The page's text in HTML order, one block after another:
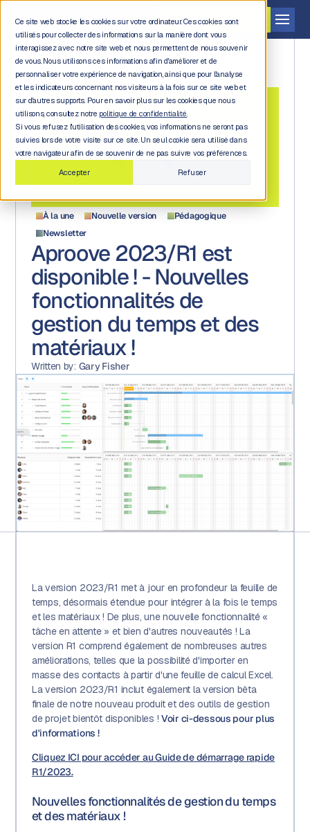
Ce site web stocke les cookies sur votre ordinateur. Ces cookies sont
utilisés pour collecter des informations sur la manière dont vous
interagissez avec notre site web et nous permettent de nous souvenir
de vous. Nous utilisons ces informations afin d'améliorer et de
personnaliser votre expérience de navigation, ainsi que pour l'analyse
et les indicateurs concernant nos visiteurs à la fois sur ce site web et
sur d'autres supports. Pour en savoir plus sur les cookies que nous
utilisons, consultez notre politique de confidentialité.
Si vous refusez l'utilisation des cookies, vos informations ne seront pas
suivies lors de votre visite sur ce site. Un seul cookie sera utilisé dans
votre navigateur afin de se souvenir de ne pas suivre vos préférences.
Accepter
Refuser
Demander une démo
Back to
blog
À la une Nouvelle version
Pédagogique
Newsletter
Aproove 2023/R1 est
disponible ! - Nouvelles
fonctionnalités de
gestion du temps et des
matériaux !
Written by: Gary Fisher
La version 2023/R1 met à jour en profondeur la feuille de
temps, désormais étendue pour intégrer à la fois le temps
et les matériaux ! De plus, une nouvelle fonctionnalité «
tâche en attente » et bien d'autres nouveautés ! La
version R1 comprend également de nombreuses autres
améliorations, telles que la possibilité d'importer en
masse des contacts à partir d'une feuille de calcul Excel.
La version 2023/R1 inclut également la version bêta
finale de notre nouveau produit et des outils de gestion
de projet bientôt disponibles ! Voir ci-dessous pour plus
d'informations !
Cliquez ICI pour accéder au Guide de démarrage rapide
R1/2023.
Nouvelles fonctionnalités de gestion du temps
et des matériaux !